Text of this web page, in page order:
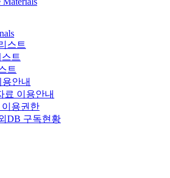
스트
트
트
안내
료 이용안내
용권한
DB 구독현황